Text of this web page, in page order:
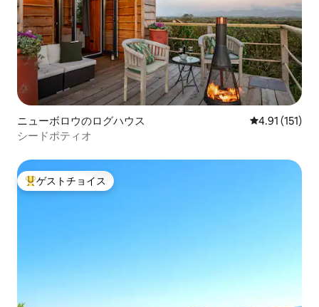
ニューボロウのログハウス レビュー151
4.91 (151)
シードポティオ
大好評のゲストチョイスです。
ゲストチョイス